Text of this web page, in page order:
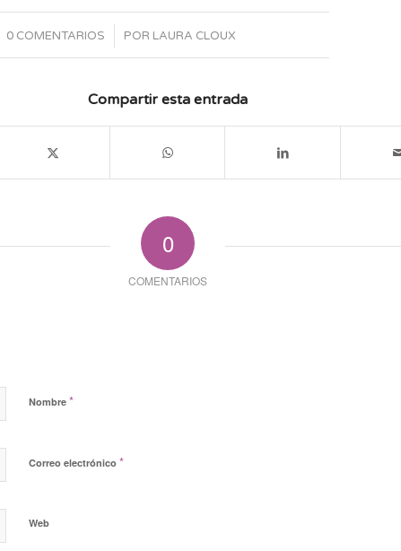
0 COMENTARIOS
/ POR LAURA CLOUX
Compartir esta entrada
0
COMENTARIOS
Nombre *
Correo electrónico *
Web